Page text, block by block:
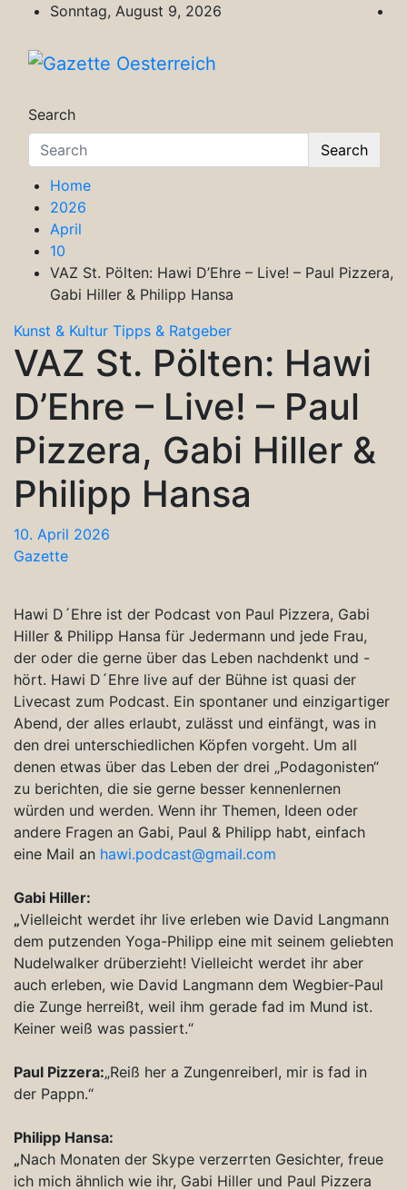
content
Sonntag, August 9, 2026
Search
Search
Home
2026
April
10
VAZ St. Pölten: Hawi D’Ehre – Live! – Paul Pizzera,
Gabi Hiller & Philipp Hansa
Kunst & Kultur Tipps & Ratgeber
VAZ St. Pölten: Hawi
D’Ehre – Live! – Paul
Pizzera, Gabi Hiller &
Philipp Hansa
10. April 2026
Gazette
Hawi D´Ehre ist der Podcast von Paul Pizzera, Gabi
Hiller & Philipp Hansa für Jedermann und jede Frau,
der oder die gerne über das Leben nachdenkt und -
hört. Hawi D´Ehre live auf der Bühne ist quasi der
Livecast zum Podcast. Ein spontaner und einzigartiger
Abend, der alles erlaubt, zulässt und einfängt, was in
den drei unterschiedlichen Köpfen vorgeht. Um all
denen etwas über das Leben der drei „Podagonisten“
zu berichten, die sie gerne besser kennenlernen
würden und werden. Wenn ihr Themen, Ideen oder
andere Fragen an Gabi, Paul & Philipp habt, einfach
eine Mail an hawi.podcast@gmail.com
Gabi Hiller:
„Vielleicht werdet ihr live erleben wie David Langmann
dem putzenden Yoga-Philipp eine mit seinem geliebten
Nudelwalker drüberzieht! Vielleicht werdet ihr aber
auch erleben, wie David Langmann dem Wegbier-Paul
die Zunge herreißt, weil ihm gerade fad im Mund ist.
Keiner weiß was passiert.“
Paul Pizzera:„Reiß her a Zungenreiberl, mir is fad in
der Pappn.“
Philipp Hansa:
„Nach Monaten der Skype verzerrten Gesichter, freue
ich mich ähnlich wie ihr, Gabi Hiller und Paul Pizzera